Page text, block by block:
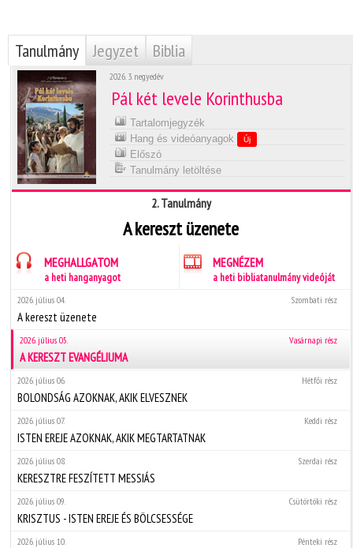
Tanulmány Jegyzet Biblia
2026. 3. negyedév
Pál két levele Korinthusba
Tartalomjegyzék
Hang és videóanyagok
Új
Előszó
Tanulmány letöltése
2. Tanulmány
A kereszt üzenete
MEGHALLGATOM
a heti hanganyagot
MEGNÉZEM
a heti bibliatanulmány videóját
Szombati rész
2026. július 04.
A kereszt üzenete
Vasárnapi rész
2026. július 05.
A KERESZT EVANGÉLIUMA
Hétfői rész
2026. július 06.
BOLONDSÁG AZOKNAK, AKIK ELVESZNEK
Keddi rész
2026. július 07.
ISTEN EREJE AZOKNAK, AKIK MEGTARTATNAK
Szerdai rész
2026. július 08.
KERESZTRE FESZÍTETT MESSIÁS
Csütörtöki rész
2026. július 09.
KRISZTUS - ISTEN EREJE ÉS BÖLCSESSÉGE
Pénteki rész
2026. július 10.